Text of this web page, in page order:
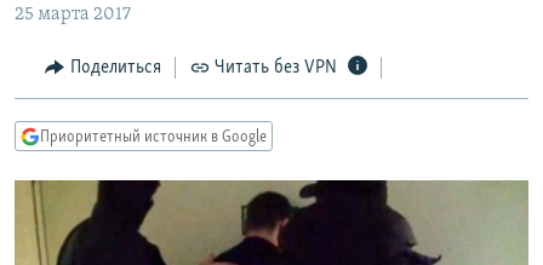
Вернутся
Вернутся
поиску
МНЕНИЯ
КУЛЬТУРА
КАВКАЗ.РЕАЛИИ
СЕВЕР.РЕАЛИИ
СИБИРЬ.РЕАЛИИ
25 марта 2017
Поделиться Читать без VPN
Приоритетный источник в Google